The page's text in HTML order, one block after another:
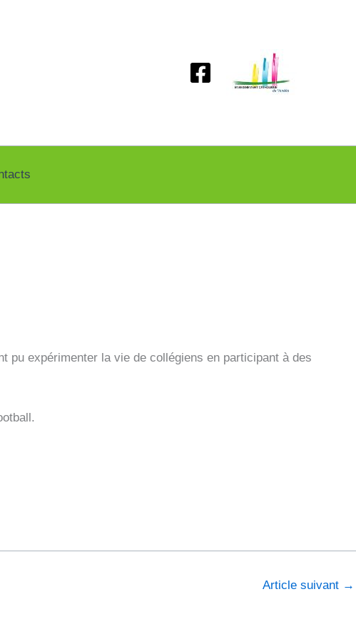
pu expérimenter la vie de collégiens en participant à des
Article suivant →